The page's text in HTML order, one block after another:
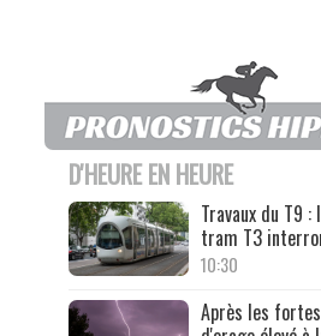
D'HEURE EN HEURE
Travaux du T9
tram T3
10:30
Après les